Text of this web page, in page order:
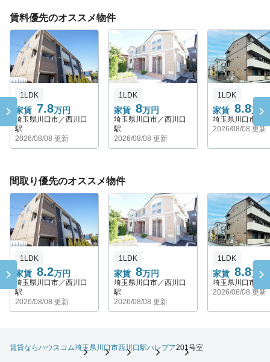
賃料優先のオススメ物件
家賃 7.8万円
1LDK
埼玉県川口市／西川口
駅
2026/08/08 更新
家賃 8万円
1LDK
埼玉県川口市／西川口
駅
2026/08/08 更新
家賃 8.8万円
1LDK
埼玉県川口市／
2026/08/08 更新
間取り優先のオススメ物件
家賃 8.2万円
1LDK
埼玉県川口市／西川口
駅
2026/08/08 更新
家賃 8万円
1LDK
埼玉県川口市／西川口
駅
2026/08/08 更新
家賃 8.8万円
1LDK
埼玉県川口市／
2026/08/08 更新
賃貸ならハウスコム埼玉県 川口市西川口駅ハレプア201号室